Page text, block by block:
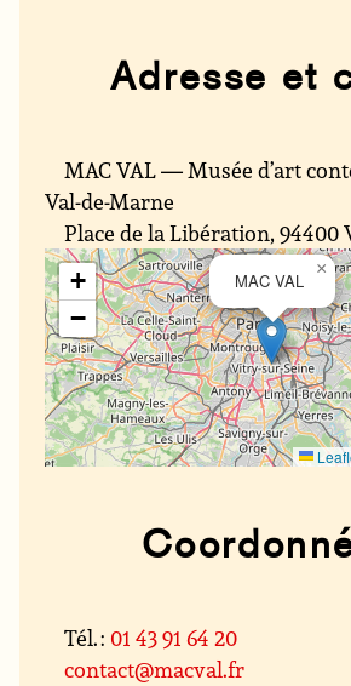
Adresse et
MAC VAL — Musée d’art
Val-de-Marne
Place de la Libération, 94400
MAC VAL
×
+
−
Tél. : 01 43 91 64 20
contact@macval.fr